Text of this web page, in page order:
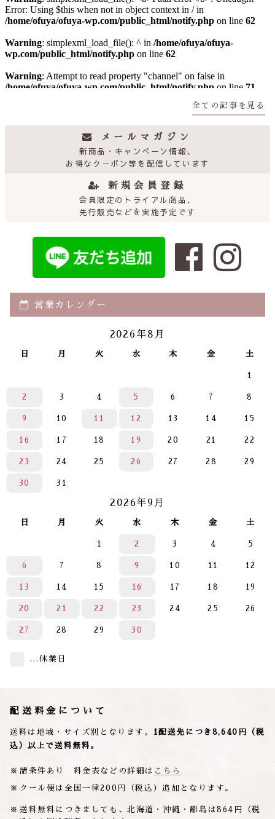
全ての記事を見る
メールマガジン
新商品・キャンぺーン情報、
お得なクーポン等を配信しています
新規会員登録
会員限定のトライアル商品、
先行販売などを実施予定です
営業カレンダー
2026年8月
日 月 火 水 木 金 土
1
2 3 4 5 6 7 8
9 10 11 12 13 14 15
16 17 18 19 20 21 22
23 24 25 26 27 28 29
30 31
2026年9月
日 月 火 水 木 金 土
1 2 3 4 5
6 7 8 9 10 11 12
13 14 15 16 17 18 19
20 21 22 23 24 25 26
27 28 29 30
…休業日
配送料金について
送料は地域・サイズ別となります。
1配送先につき8,640円（税
込）以上で送料無料。
諸条件あり 料金表などの詳細は こちら
クール便は全国一律200円（税込）追加となります。
送料無料につきましても、北海道・沖縄・離島は864円（税